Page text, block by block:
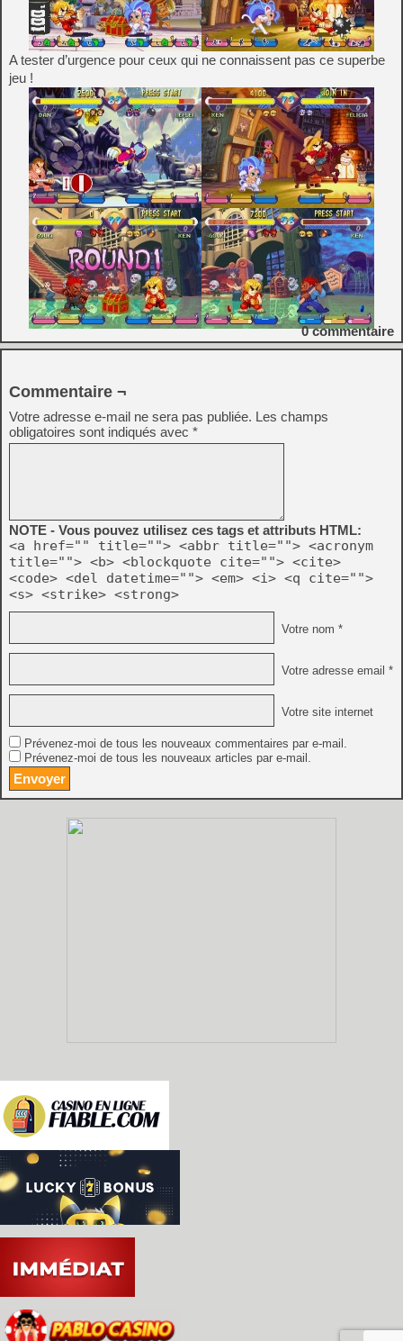
A tester d’urgence pour ceux qui ne connaissent pas ce superbe
jeu !
0commentaire
Commentaire ¬
Votre adresse e-mail ne sera pas publiée. Les champs
obligatoires sont indiqués avec *
NOTE - Vous pouvez utilisez ces tags et attributs HTML:
<a href="" title=""> <abbr title=""> <acronym
title=""> <b> <blockquote cite=""> <cite>
<code> <del datetime=""> <em> <i> <q cite="">
<s> <strike> <strong>
Votre nom *
Votre adresse email *
Votre site internet
Prévenez-moi de tous les nouveaux commentaires par e-mail.
Prévenez-moi de tous les nouveaux articles par e-mail.